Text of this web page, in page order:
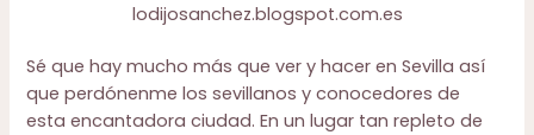
lodijosanchez.blogspot.com.es
Sé que hay mucho más que ver y hacer en Sevilla así
que perdónenme los sevillanos y conocedores de
esta encantadora ciudad. En un lugar tan repleto de